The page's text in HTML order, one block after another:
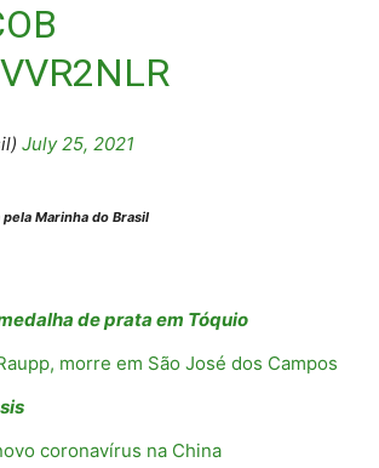
July 25, 2021
Marinha do Brasil
de prata em Tóquio
morre em São José dos Campos
coronavírus na China